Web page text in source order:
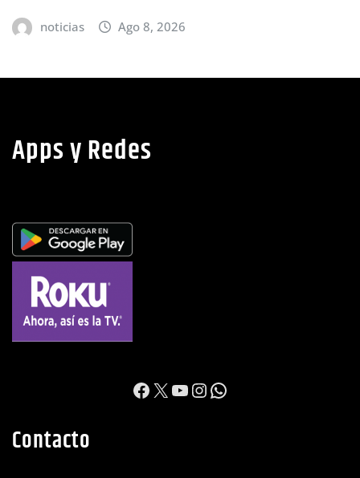
Apps y Redes
https://
X YouTube
Instagram
WhatsApp
Contacto